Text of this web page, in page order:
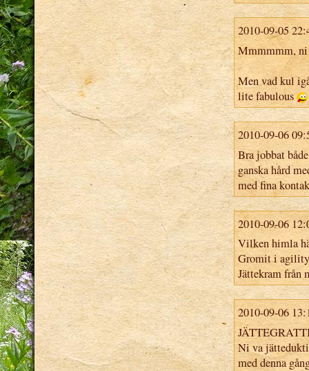
2010-09-05
Mmmmmm, ni
Men vad kul
lite fabulous
2010-09-06
Bra jobbat
ganska hård
med fina
2010-09-06
Vilken himla
Gromit i
Jättekram från
2010-09-06
Ni va
med denna